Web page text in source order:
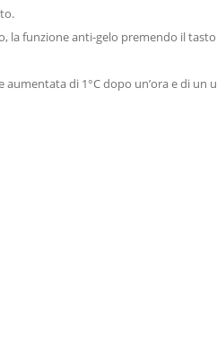
funzione anti-gelo premendo il tasto
di 1°C dopo un’ora e di un